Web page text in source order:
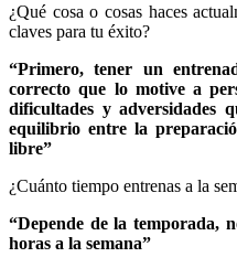
¿Qué cosa o cosas haces
claves para tu éxito?
“Primero, tener un
correcto que lo motive a
dificultades y adversidades
equilibrio entre la
libre”
¿Cuánto tiempo entrenas a la
“Depende de la temporada,
horas a la semana”